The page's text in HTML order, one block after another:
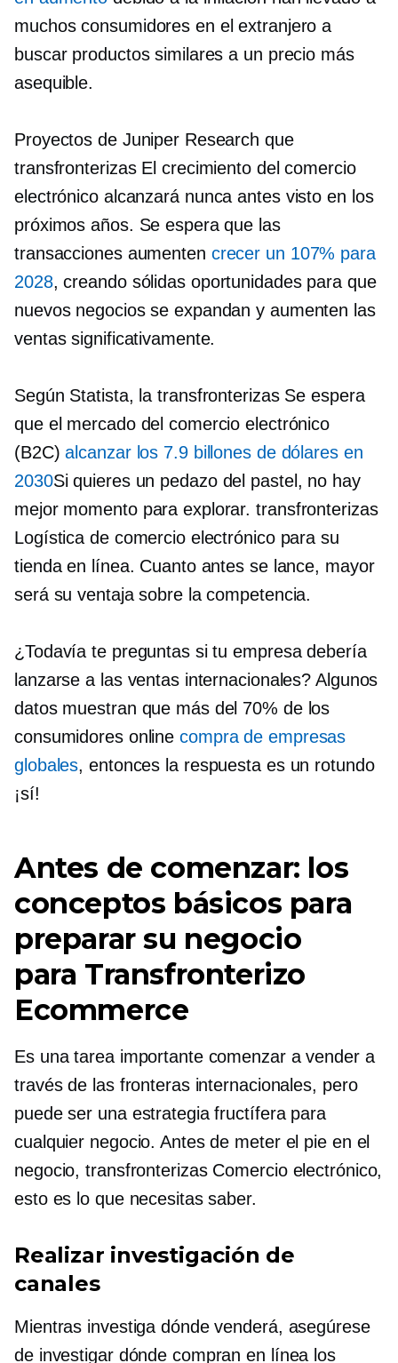
muchos consumidores en el extranjero a
buscar productos similares a un precio más
asequible.
Proyectos de Juniper Research que
transfronterizasEl crecimiento del comercio
electrónico alcanzará nunca antes visto en los
próximos años. Se espera que las
transacciones aumenten crecer un 107% para
2028, creando sólidas oportunidades para que
nuevos negocios se expandan y aumenten las
ventas significativamente.
Según Statista, latransfronterizasSe espera
que el mercado del comercio electrónico
(B2C)alcanzar los 7.9 billones de dólares en
2030Si quieres un pedazo del pastel, no hay
mejor momento para explorar.transfronterizas
Logística de comercio electrónico para su
tienda en línea. Cuanto antes se lance, mayor
será su ventaja sobre la competencia.
¿Todavía te preguntas si tu empresa debería
lanzarse a las ventas internacionales? Algunos
datos muestran que más del 70% de los
consumidores online compra de empresas
globales, entonces la respuesta es un rotundo
¡sí!
Antes de comenzar: los
conceptos básicos para
preparar su negocio
para Transfronterizo
Ecommerce
Es una tarea importante comenzar a vender a
través de las fronteras internacionales, pero
puede ser una estrategia fructífera para
cualquier negocio. Antes de meter el pie en el
negocio,transfronterizasComercio electrónico,
esto es lo que necesitas saber.
Realizar investigación de
canales
Mientras investiga dónde venderá, asegúrese
de investigar dónde compran en línea los